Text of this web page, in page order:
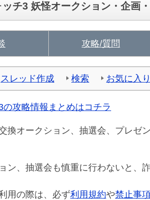
チ3 妖怪オークション・企画
攻略/質問
スレッド作成 検索 お気に入
の攻略情報まとめはコチラ
換オークション、抽選会、プレゼ
ン、抽選会も慎重に行わないと、
用の際は、必ず利用規約や禁止事